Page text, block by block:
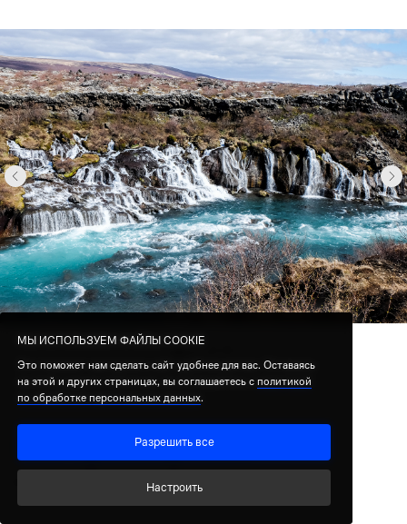
МЫ ИСПОЛЬЗУЕМ ФАЙЛЫ COOKIE
Это поможет нам сделать сайт удобнее для вас. Оставаясь
на этой и других страницах, вы соглашаетесь с политикой
по обработке персональных данных.
Разрешить все
Настроить
Как приобщиться
к искусству
МЫ ИСПОЛЬЗУЕМ ФАЙЛЫ COOKIE
Это поможет нам сделать сайт удобнее для вас. Оставаясь
на этой и других страницах, вы соглашаетесь с политикой
по обработке персональных данных.
Разрешить все
Настроить